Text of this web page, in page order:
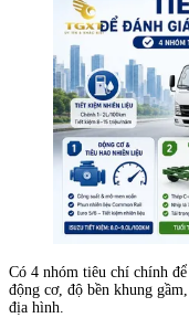
Có 4 nhóm tiêu chí chính
động cơ, độ bền khung
địa hình.